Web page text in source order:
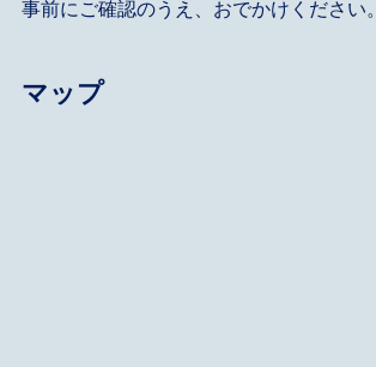
事前にご確認のうえ、おでかけください。
マップ